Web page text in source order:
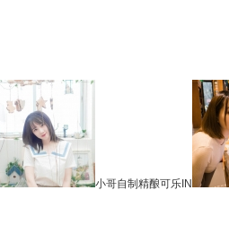
小哥自制精酿可乐IN